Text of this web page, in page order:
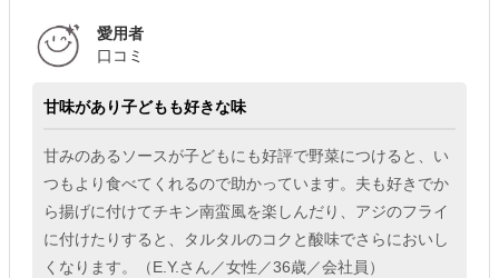
愛用者
口コミ
甘味があり子どもも好きな味
甘みのあるソースが子どもにも好評で野菜につけると、い
つもより食べてくれるので助かっています。夫も好きでか
ら揚げに付けてチキン南蛮風を楽しんだり、アジのフライ
に付けたりすると、タルタルのコクと酸味でさらにおいし
くなります。（E.Y.さん／女性／36歳／会社員）